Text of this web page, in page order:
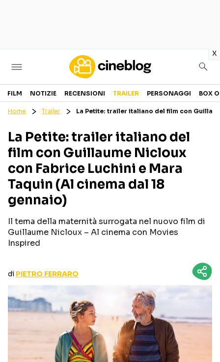
x
Cinema
GENERI
PERSONAGGI
CANALI STREAMING
Categorie
CURIOSITÀ
RECENSIONI
BOX OFFICE
Seguici sui social
FILM NOTIZIE RECENSIONI TRAILER PERSONAGGI BOX
Home Trailer La Petite: trailer italiano del film con
La Petite: trailer italiano del
film con Guillaume Nicloux
con Fabrice Luchini e Mara
Taquin (Al cinema dal 18
gennaio)
Il tema della maternità surrogata nel nuovo film di
Guillaume Nicloux – Al cinema con Movies
Inspired
di PIETRO FERRARO